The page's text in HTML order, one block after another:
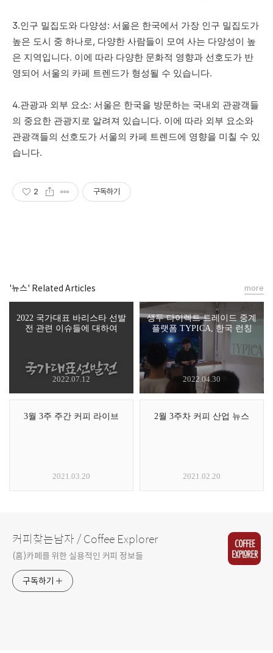
3.인구 밀집도와 다양성: 서울은 한국에서 가장 인구 밀집도가
높은 도시 중 하나로, 다양한 사람들이 모여 사는 다양성이 높
은 지역입니다. 이에 따라 다양한 문화적 영향과 선호도가 반
영되어 서울의 카페 트렌드가 형성될 수 있습니다.
4.관광과 외부 요소: 서울은 한국을 방문하는 국내외 관광객들
의 중요한 관광지로 알려져 있습니다. 이에 따라 외부 요소와
관광객들의 선호도가 서울의 카페 트렌드에 영향을 미칠 수 있
습니다.
2 구독하기
'뉴스' Related Articles
2022 국가대표 바리스타 선발
전 관련 이슈들에 대하여
2022.07.12
생두 다이렉트 트레이드 중계
플랫폼 TYPICA, 한국 런칭
2022.04.30
3월 3주 주간 커피 라이브
2021.03.20
2월 3주차 커피 산업 뉴스
2021.02.20
more
커피찾는남자 / Coffee Explorer
(홈)카페를 위한 실용적인 커피 정보들
구독하기